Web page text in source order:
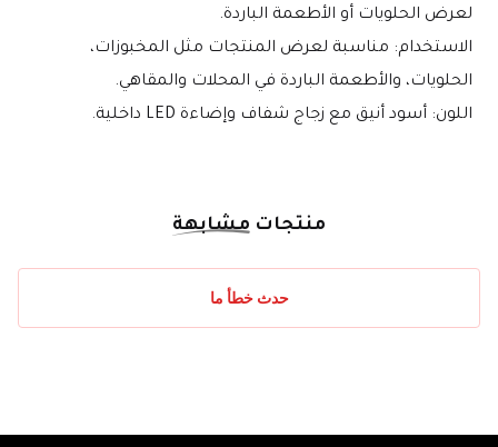
لعرض الحلويات أو الأطعمة الباردة.
الحلويات، والأطعمة الباردة في المحلات والمقاهي.
اللون: أسود أنيق مع زجاج شفاف وإضاءة LED داخلية.
منتجات مشابهة
حدث خطأ ما